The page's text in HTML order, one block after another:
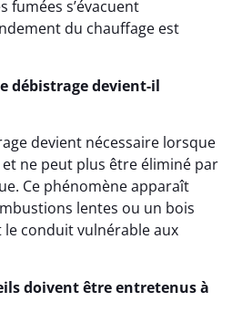
fumées s’évacuent
du chauffage est
débistrage devient-il
devient nécessaire lorsque
et ne peut plus être éliminé par
Ce phénomène apparaît
lentes ou un bois
conduit vulnérable aux
doivent être entretenus à